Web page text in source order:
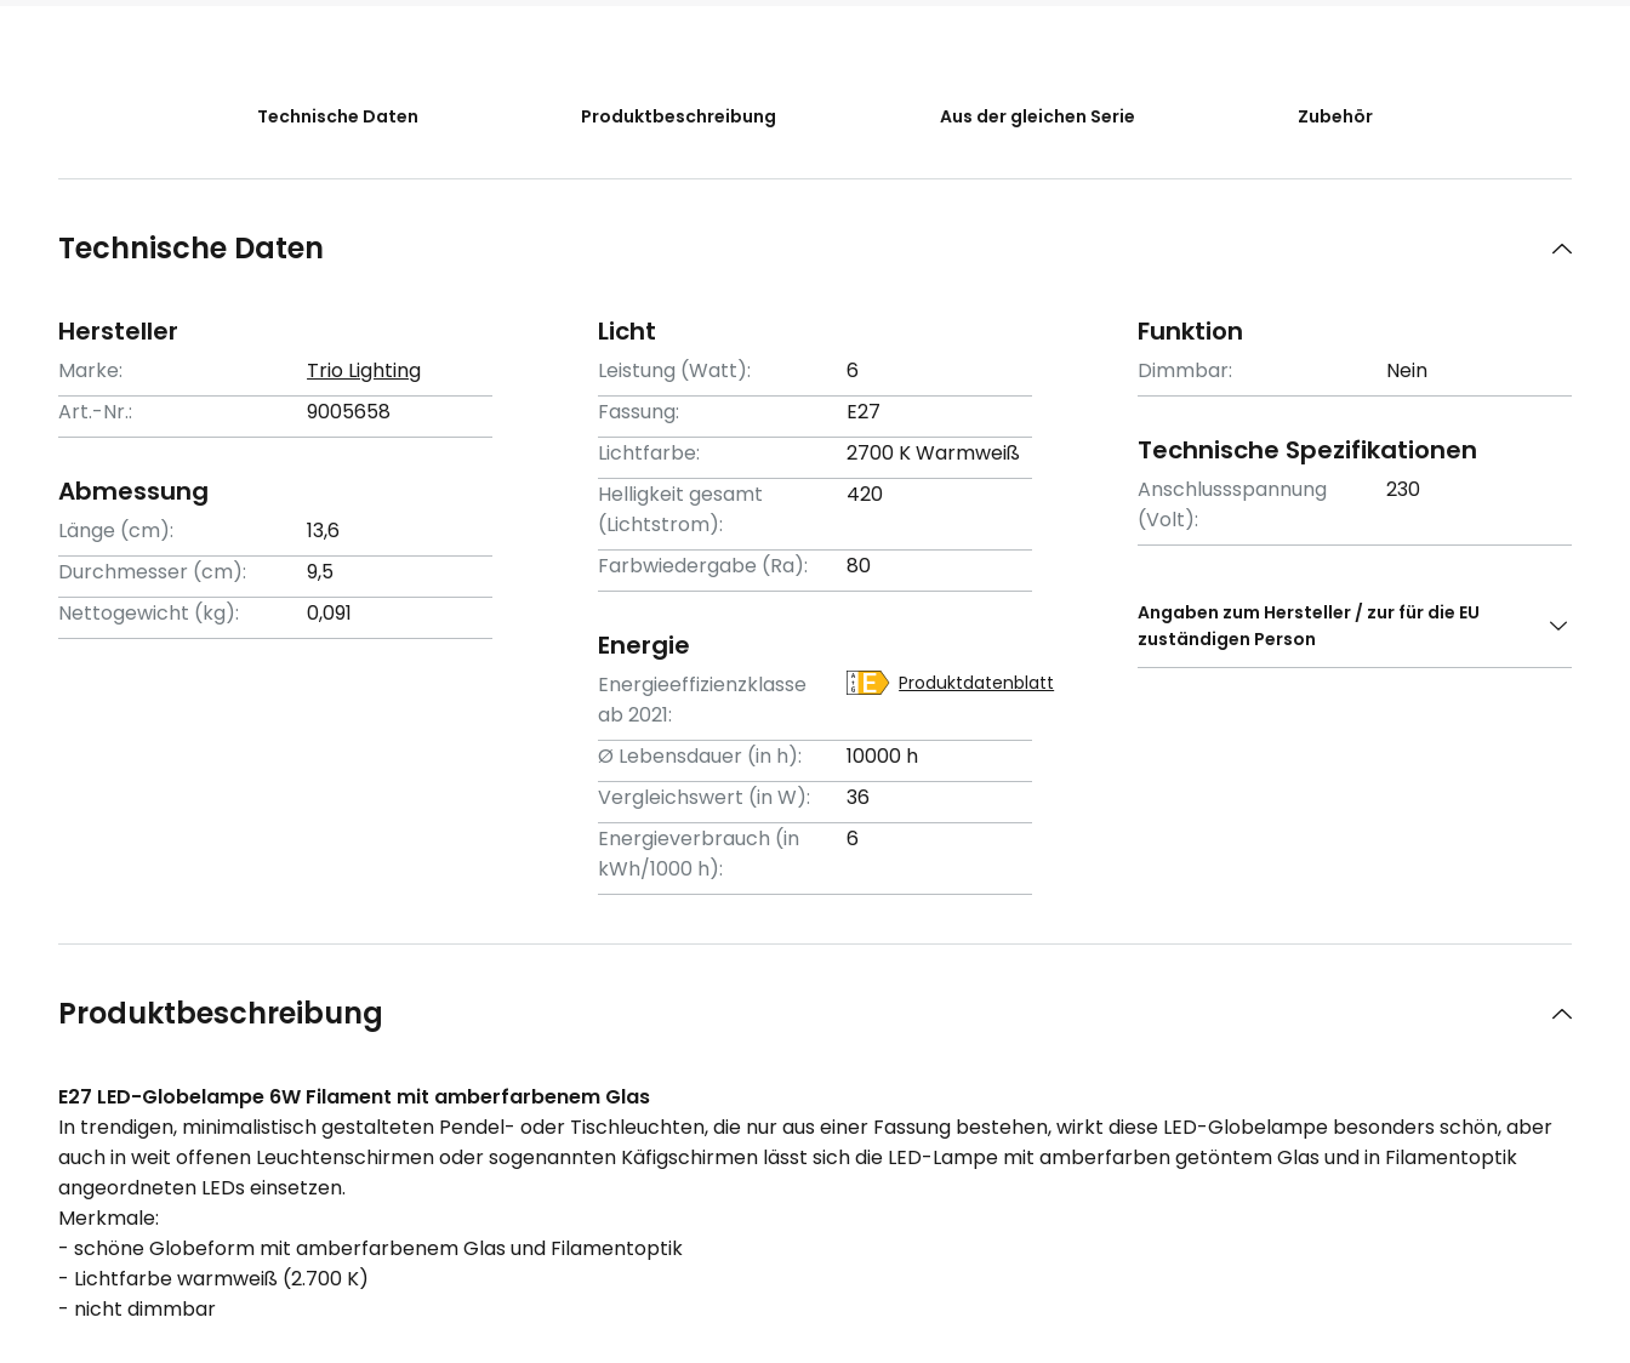
Technische Daten Produktbeschreibung Aus der gleichen Serie Zubehör
Technische Daten
Hersteller
Marke:
Trio Lighting
Art.-Nr.:
9005658
Abmessung
Länge (cm):
13,6
Durchmesser (cm):
9,5
Nettogewicht (kg):
0,091
Licht
Leistung (Watt):
6
Fassung:
E27
Lichtfarbe:
2700 K Warmweiß
Helligkeit gesamt
(Lichtstrom):
420
Farbwiedergabe (Ra): 80
Energie
Energieeffizienzklasse
ab 2021:
Produktdatenblatt
Ø Lebensdauer (in h):
10000 h
Vergleichswert (in W):
36
Energieverbrauch (in
kWh/1000 h):
6
Funktion
Dimmbar: Nein
Technische Spezifikationen
Anschlussspannung
(Volt):
230
Angaben zum Hersteller / zur für die EU
zuständigen Person
Produktbeschreibung
E27 LED-Globelampe 6W Filament mit amberfarbenem Glas
In trendigen, minimalistisch gestalteten Pendel- oder Tischleuchten, die nur aus einer Fassung bestehen, wirkt diese LED-Globelampe besonders schön, aber
auch in weit offenen Leuchtenschirmen oder sogenannten Käfigschirmen lässt sich die LED-Lampe mit amberfarben getöntem Glas und in Filamentoptik
angeordneten LEDs einsetzen.
Merkmale:
- schöne Globeform mit amberfarbenem Glas und Filamentoptik
- Lichtfarbe warmweiß (2.700 K)
- nicht dimmbar